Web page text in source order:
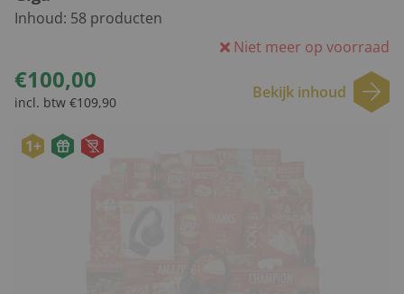
Inhoud: 58 producten
Niet meer op voorraad
€100,00
incl. btw €109,90
Bekijk inhoud
1+